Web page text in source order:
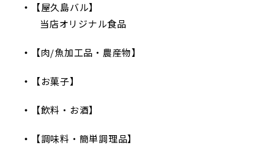
【屋久島バル】
当店オリジナル食品
【肉/魚加工品・農産物】
【お菓子】
【飲料・お酒】
【調味料・簡単調理品】